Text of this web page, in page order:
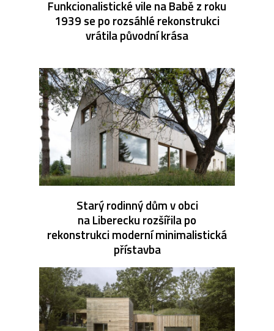
Funkcionalistické vile na Babě z roku
1939 se po rozsáhlé rekonstrukci
vrátila původní krása
Starý rodinný dům v obci
na Liberecku rozšířila po
rekonstrukci moderní minimalistická
přístavba